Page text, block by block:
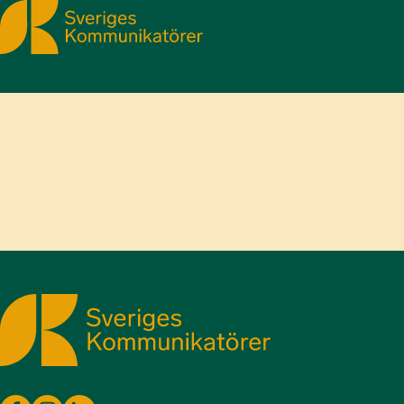
Sveriges Kommunikatörer
Sveriges Kommunikatörer